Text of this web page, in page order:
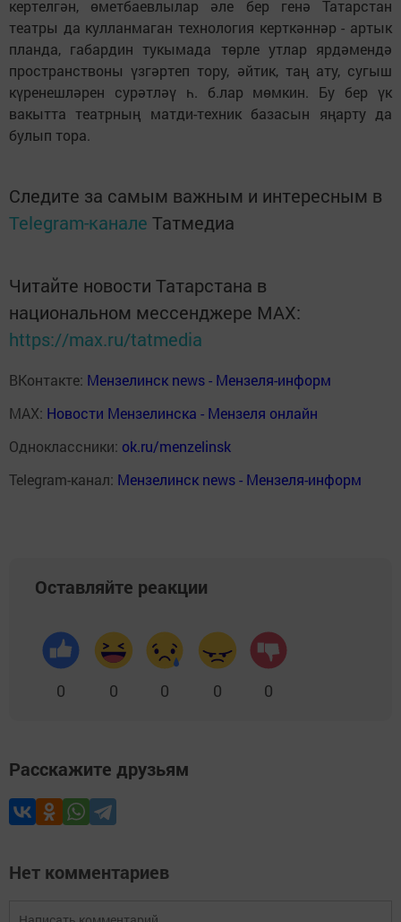
кертелгән, өметбаевлылар әле бер генә Татарстан
театры да кулланмаган технология керткәннәр - артык
планда, габардин тукымада төрле утлар ярдәмендә
пространствоны үзгәртеп тору, әйтик, таң ату, сугыш
күренешләрен сурәтләү һ. б.лар мөмкин. Бу бер үк
вакытта театрның матди-техник базасын яңарту да
булып тора.
Следите за самым важным и интересным в
Telegram-канале Татмедиа
Читайте новости Татарстана в
национальном мессенджере MАХ:
https://max.ru/tatmedia
ВКонтакте: Мензелинск news - Мензеля-информ
MAX: Новости Мензелинска - Мензеля онлайн
Одноклассники: ok.ru/menzelinsk
Telegram-канал: Мензелинск news - Мензеля-информ
Оставляйте реакции
0 0 0 0 0
Расскажите друзьям
Нет комментариев